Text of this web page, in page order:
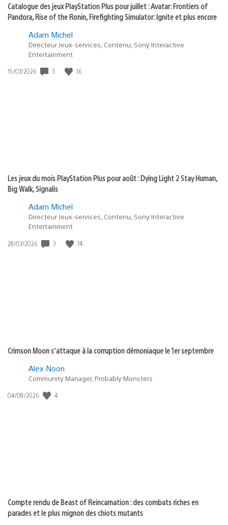
Catalogue des jeux PlayStation Plus pour juillet : Avatar: Frontiers of
Pandora, Rise of the Ronin, Firefighting Simulator: Ignite et plus encore
Adam Michel
Directeur Jeux-services, Contenu, Sony Interactive
Entertainment
Date
15/07/2026 3 16
Les jeux du mois PlayStation Plus pour août : Dying Light 2 Stay Human,
Big Walk, Signalis
Adam Michel
Directeur Jeux-services, Contenu, Sony Interactive
Entertainment
Date
28/07/2026 3 14
Crimson Moon s’attaque à la corruption démoniaque le 1er septembre
Alex Noon
Community Manager, Probably Monsters
Date
04/08/2026 4
Compte rendu de Beast of Reincarnation : des combats riches en
parades et le plus mignon des chiots mutants